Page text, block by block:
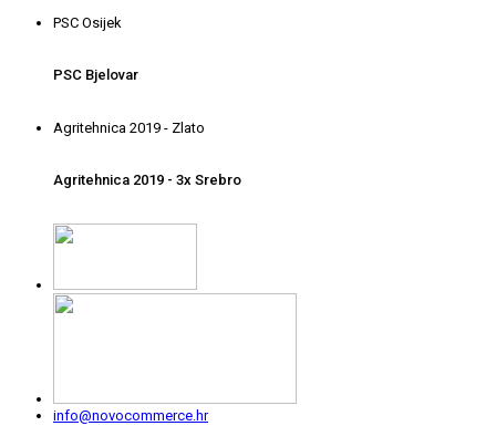
PSC Osijek
PSC Bjelovar
Agritehnica 2019 - Zlato
Agritehnica 2019 - 3x Srebro
info@novocommerce.hr